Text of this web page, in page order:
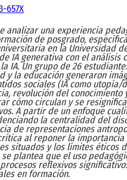
657X
analizar una experiencia
de posgrado,
en la Universidad
IA generativa con el análisis
IA. Un grupo de 26
y la educación generaron
sociales (IA como utopía/
revolución del conocimiento
cómo circulan y se
A partir de un enfoque
la centralidad del
de representaciones
al reponer la importancia
situados y los límites éticos
plantea que el uso
reflexivos
en formación.